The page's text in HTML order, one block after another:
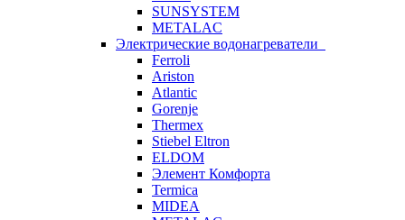
SUNSYSTEM
METALAC
Электрические водонагреватели
Ferroli
Ariston
Atlantic
Gorenje
Thermex
Stiebel Eltron
ELDOM
Элемент Комфорта
Termica
MIDEA